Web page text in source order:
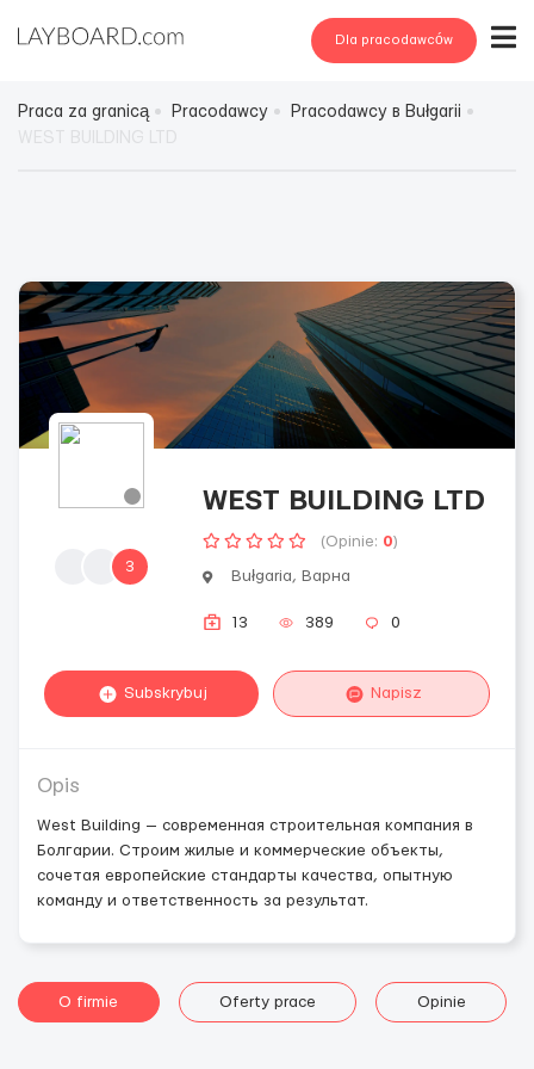
Dla pracodawców
Praca za granicą Pracodawcy
Pracodawcy в Bułgarii
3
WEST BUILDING LTD
(Opinie: 0)
Bułgaria, Варна
13 389 0
Subskrybuj Napisz
Opis
West Building — современная строительная компания в
Болгарии. Строим жилые и коммерческие объекты,
сочетая европейские стандарты качества, опытную
команду и ответственность за результат.
O firmie Oferty prace Opinie